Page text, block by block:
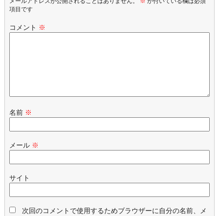
項目です
コメント ※
名前 ※
メール ※
サイト
次回のコメントで使用するためブラウザーに自分の名前、メ